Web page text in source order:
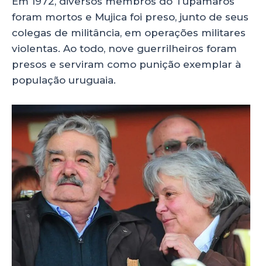
foram mortos e Mujica foi preso, junto de seus
colegas de militância, em operações militares
violentas. Ao todo, nove guerrilheiros foram
presos e serviram como punição exemplar à
população uruguaia.